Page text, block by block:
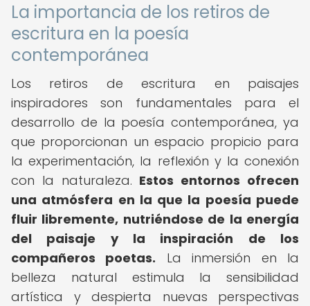
La importancia de los retiros de
escritura en la poesía
contemporánea
Los retiros de escritura en paisajes
inspiradores son fundamentales para el
desarrollo de la poesía contemporánea, ya
que proporcionan un espacio propicio para
la experimentación, la reflexión y la conexión
con la naturaleza. Estos entornos ofrecen
una atmósfera en la que la poesía puede
fluir libremente, nutriéndose de la energía
del paisaje y la inspiración de los
compañeros poetas. La inmersión en la
belleza natural estimula la sensibilidad
artística y despierta nuevas perspectivas